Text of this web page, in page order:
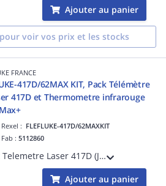
Ajouter au panier
voir vos prix et les stocks
FRANCE
417D/62MAX KIT, Pack Télémètre
417D et Thermometre infrarouge
: FLEFLUKE-417D/62MAXKIT
Fab :5112860
Kit Telemetre Laser 417D (Jusqu'à 40m) et Thermometre Infrarouge 62Max+ (Double visée laser et gamme de temp. -30 à 650°C, D/S:12/1)
Ajouter au panier